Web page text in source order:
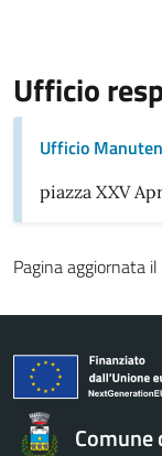
Ufficio
Ufficio
piazza XXV
Pagina aggiornata
Comune